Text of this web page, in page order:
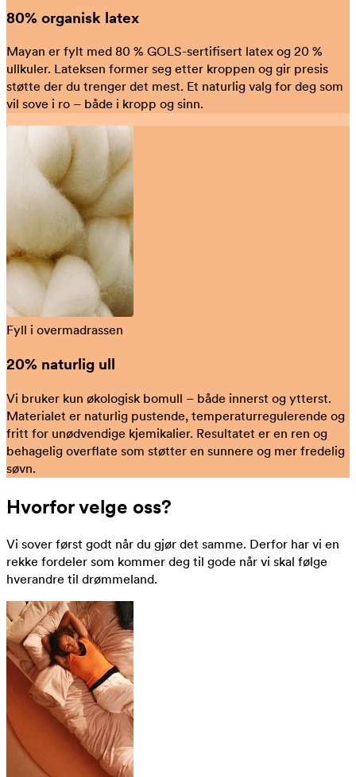
80% organisk latex
Mayan er fylt med 80 % GOLS-sertifisert latex og 20 %
ullkuler. Lateksen former seg etter kroppen og gir presis
støtte der du trenger det mest. Et naturlig valg for deg som
vil sove i ro – både i kropp og sinn.
Fyll i overmadrassen
20% naturlig ull
Vi bruker kun økologisk bomull – både innerst og ytterst.
Materialet er naturlig pustende, temperaturregulerende og
fritt for unødvendige kjemikalier. Resultatet er en ren og
behagelig overflate som støtter en sunnere og mer fredelig
søvn.
Hvorfor velge oss?
Vi sover først godt når du gjør det samme. Derfor har vi en
rekke fordeler som kommer deg til gode når vi skal følge
hverandre til drømmeland.